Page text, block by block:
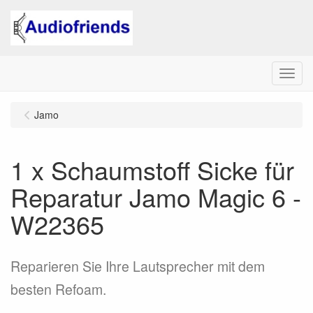
Menu
Jamo
1 x Schaumstoff Sicke für
Reparatur Jamo Magic 6 -
W22365
Reparieren Sie Ihre Lautsprecher mit dem
besten Refoam.